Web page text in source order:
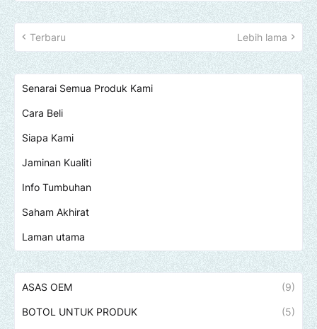
Terbaru Lebih lama
Senarai Semua Produk Kami
Cara Beli
Siapa Kami
Jaminan Kualiti
Info Tumbuhan
Saham Akhirat
Laman utama
ASAS OEM (9)
BOTOL UNTUK PRODUK (5)